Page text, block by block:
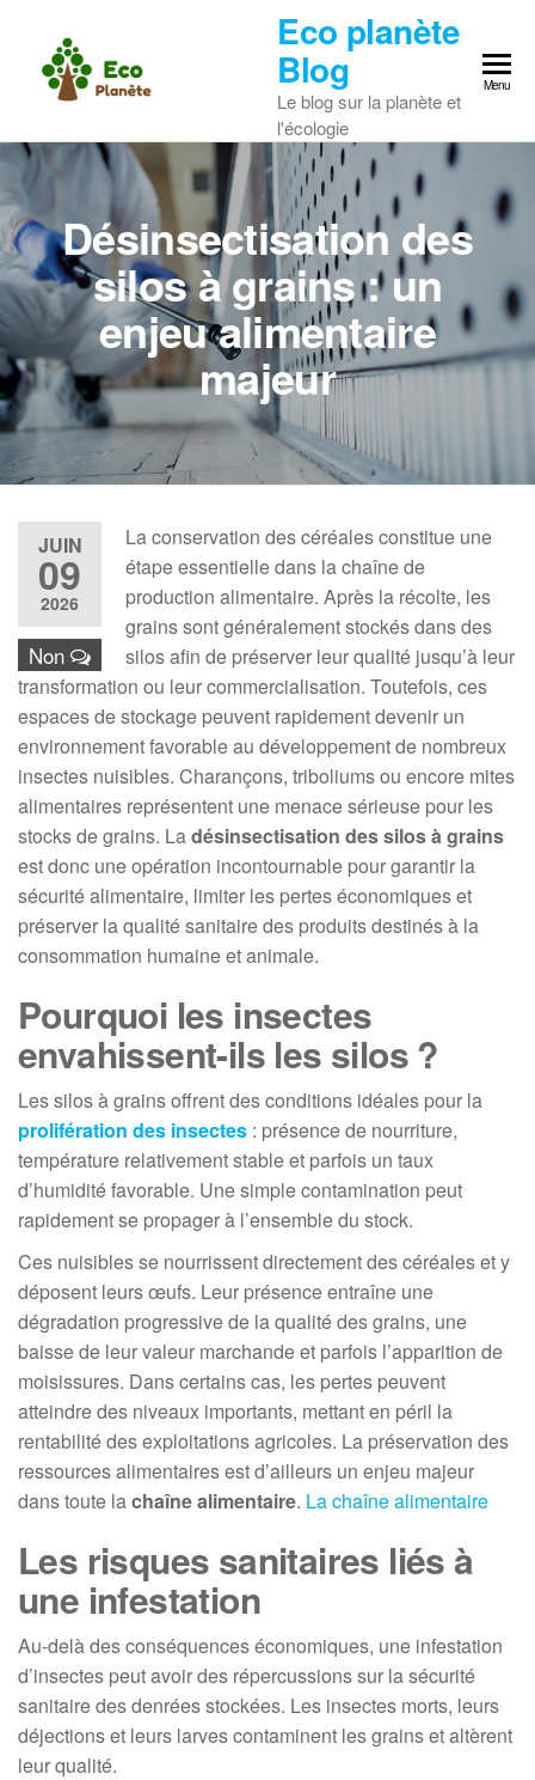
content
Eco planète
Blog
Le blog sur la planète et
l'écologie
Menu
Désinsectisation des
silos à grains : un
enjeu alimentaire
majeur
JUIN
09
2026
Non
La conservation des céréales constitue une
étape essentielle dans la chaîne de
production alimentaire. Après la récolte, les
grains sont généralement stockés dans des
silos afin de préserver leur qualité jusqu’à leur
transformation ou leur commercialisation. Toutefois, ces
espaces de stockage peuvent rapidement devenir un
environnement favorable au développement de nombreux
insectes nuisibles. Charançons, triboliums ou encore mites
alimentaires représentent une menace sérieuse pour les
stocks de grains. Ladésinsectisation des silos à grains
est donc une opération incontournable pour garantir la
sécurité alimentaire, limiter les pertes économiques et
préserver la qualité sanitaire des produits destinés à la
consommation humaine et animale.
Pourquoi les insectes
envahissent-ils les silos ?
Les silos à grains offrent des conditions idéales pour la
prolifération des insectes : présence de nourriture,
température relativement stable et parfois un taux
d’humidité favorable. Une simple contamination peut
rapidement se propager à l’ensemble du stock.
Ces nuisibles se nourrissent directement des céréales et y
déposent leurs œufs. Leur présence entraîne une
dégradation progressive de la qualité des grains, une
baisse de leur valeur marchande et parfois l’apparition de
moisissures. Dans certains cas, les pertes peuvent
atteindre des niveaux importants, mettant en péril la
rentabilité des exploitations agricoles. La préservation des
ressources alimentaires est d’ailleurs un enjeu majeur
dans toute lachaîne alimentaire. La chaîne alimentaire
Les risques sanitaires liés à
une infestation
Au-delà des conséquences économiques, une infestation
d’insectes peut avoir des répercussions sur la sécurité
sanitaire des denrées stockées. Les insectes morts, leurs
déjections et leurs larves contaminent les grains et altèrent
leur qualité.